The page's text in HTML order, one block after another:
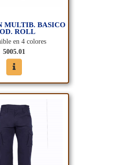
MULTIB. BASICO
ROLL
en 4 colores
5005.01